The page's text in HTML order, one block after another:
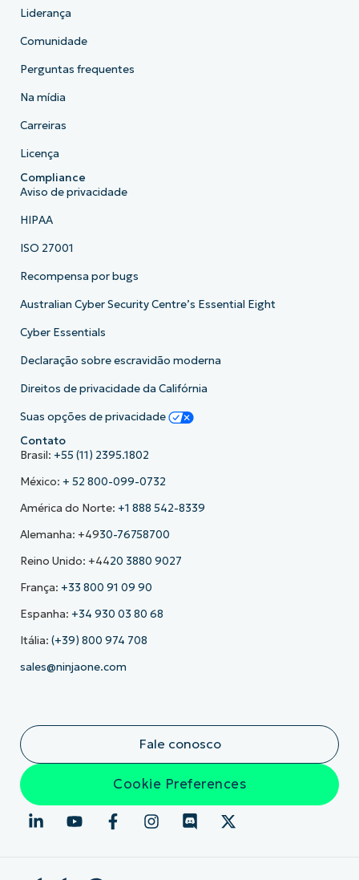
Liderança
Comunidade
Perguntas frequentes
Na mídia
Carreiras
Licença
Compliance
Aviso de privacidade
HIPAA
ISO 27001
Recompensa por bugs
Australian Cyber Security Centre’s Essential Eight
Cyber Essentials
Declaração sobre escravidão moderna
Direitos de privacidade da Califórnia
Suas opções de privacidade
Contato
Brasil: +55 (11) 2395.1802
México: + 52 800-099-0732
América do Norte: +1 888 542-8339
Alemanha: +4930-76758700
Reino Unido: +4420 3880 9027
França: +33 800 91 09 90
Espanha: +34 930 03 80 68
Itália: (+39) 800 974 708
sales@ninjaone.com
Fale conosco
Cookie Preferences